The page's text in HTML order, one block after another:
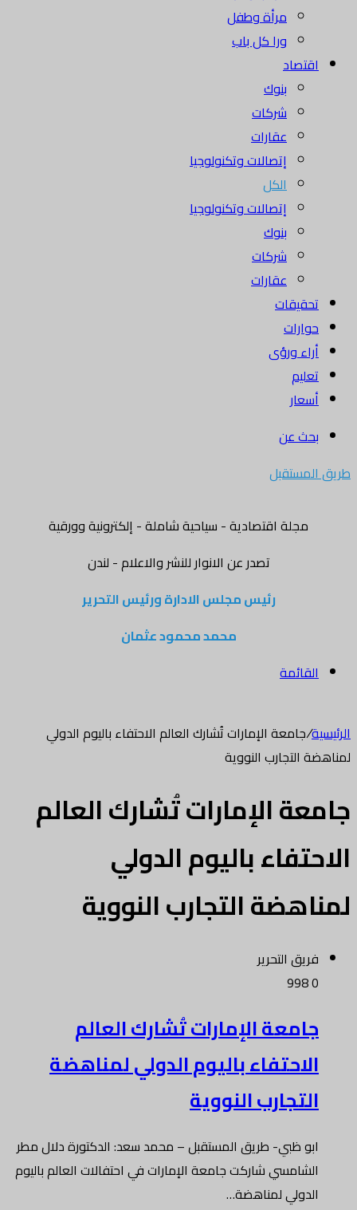
مرأة وطفل
ورا كل باب
اقتصاد
بنوك
شركات
عقارات
إتصالات وتكنولوجيا
الكل
إتصالات وتكنولوجيا
بنوك
شركات
عقارات
تحقيقات
حوارات
أراء ورؤى
تعليم
أسعار
بحث عن
طريق المستقبل
مجلة اقتصادية - سياحية شاملة - إلكترونية وورقية
تصدر عن الانوار للنشر والاعلام - لندن
رئيس مجلس الادارة ورئيس التحرير
محمد محمود عثمان
القائمة
الرئيسية/جامعة الإمارات تُشارك العالم الاحتفاء باليوم الدولي
لمناهضة التجارب النووية
جامعة الإمارات تُشارك العالم
الاحتفاء باليوم الدولي
لمناهضة التجارب النووية
فريق التحرير
0
جامعة الإمارات تُشارك العالم
الاحتفاء باليوم الدولي لمناهضة
التجارب النووية
ابو ظبي- طريق المستقبل – محمد سعد: الدكتورة دلال مطر
الشامسي شاركت جامعة الإمارات في احتفالات العالم باليوم
الدولي لمناهضة…